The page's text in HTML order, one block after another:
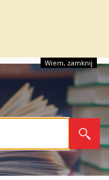
Wiem, zamknij